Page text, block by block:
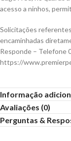
acesso a ninhos,
Solicitações
encaminhadas
Responde – Telefone
https://
Informação
Avaliações (0)
Perguntas &